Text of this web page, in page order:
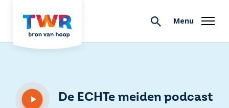
Menu
De ECHTe meiden podcast